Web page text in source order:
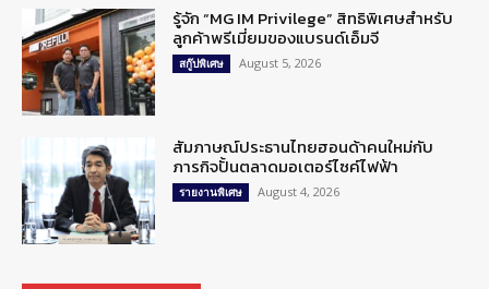
รู้จัก “MG IM Privilege” สิทธิพิเศษสำหรับ
ลูกค้าพรีเมี่ยมของแบรนด์เอ็มจี
สกู๊ปพิเศษ August 5, 2026
สัมภาษณ์ประธานไทยฮอนด้าคนใหม่กับ
ภารกิจปั้นตลาดมอเตอร์ไซค์ไฟฟ้า
รายงานพิเศษ August 4, 2026